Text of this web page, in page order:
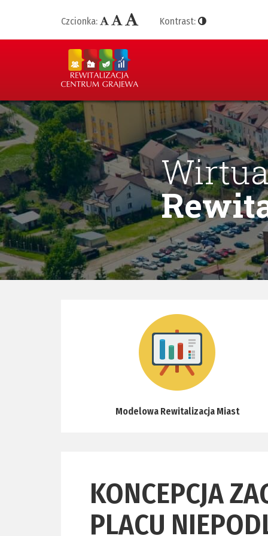
Czcionka: Kontrast:
Modelowa Rewitalizacja Miast
KONCEPCJA
PLACU